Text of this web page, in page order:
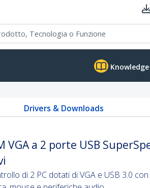
Drivers & Downloads
VGA a 2 porte USB
di 2 PC dotati di VGA e USB 3.0